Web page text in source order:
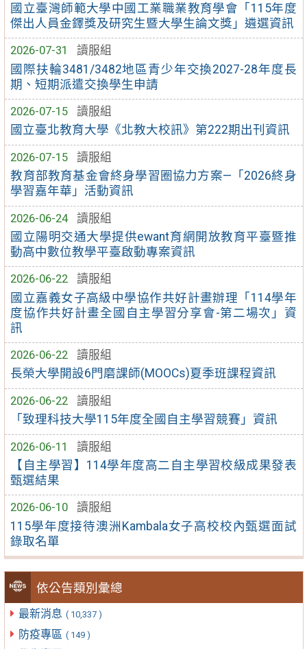
國立臺灣師範大學中國工業職業教育學會「115年度
傑出人員金鐸獎及研究生暨大學生論文獎」遴選資訊
2026-07-31
讀服組
國際扶輪3481/3482地區青少年交換2027-28年度長
期、短期派遣交換學生申請
2026-07-15
讀服組
國立臺北教育大學《北教大校訊》第222期出刊資訊
2026-07-15
讀服組
教育部教育基金會終身學習圈協力方案—「2026終身
學習嘉年華」活動資訊
2026-06-24
讀服組
國立陽明交通大學提供ewant育網開放教育平臺暨推
動高中數位教學平臺啟動專案資訊
2026-06-22
讀服組
國立嘉義女子高級中學協作共好計畫辦理「114學年
度協作共好計畫全國自主學習分享會-第二場次」資
訊
2026-06-22
讀服組
長榮大學開設6門磨課師(MOOCs)夏季班課程資訊
2026-06-22
讀服組
「致理科技大學115年度全國自主學習競賽」資訊
2026-06-11
讀服組
【自主學習】114學年度高二自主學習校級成果發表
甄選結果
2026-06-10
讀服組
115學年度接待澳洲Kambala女子高校校內甄選面試
錄取名單
依公告類別彙總
最新消息 ( 10,337 )
防疫專區 ( 149 )